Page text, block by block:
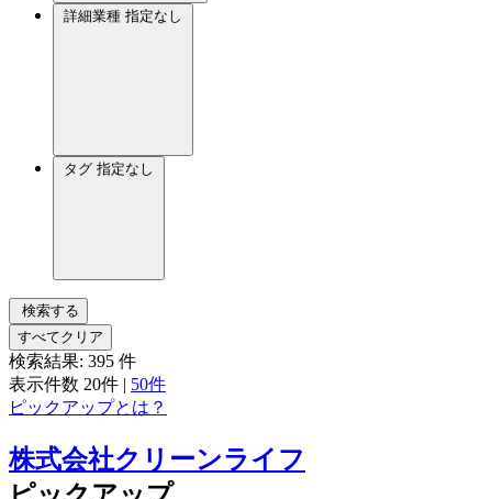
詳細業種 指定なし
タグ 指定なし
検索する
すべてクリア
検索結果: 395 件
表示件数 20件 | 50件
ピックアップとは？
株式会社クリーンライフ